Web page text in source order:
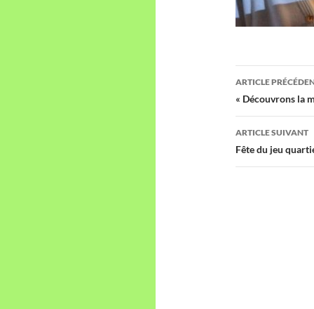
des
articles
ARTICLE
« Découvrons la
ARTICLE SUIVANT
Fête du jeu